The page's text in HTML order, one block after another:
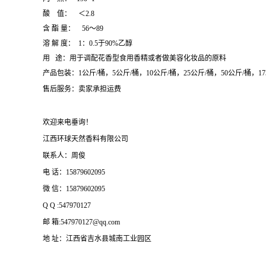
酸 值： ＜2.8
含 酯 量： 56～89
溶 解 度： 1：0.5于90%乙醇
用 途：用于调配花香型食用香精或者做美容化妆品的原料
产品包装：1公斤/桶，5公斤/桶，10公斤/桶，25公斤/桶，50公斤/桶，
售后服务：卖家承担运费
欢迎来电垂询！
江西环球天然香料有限公司
联系人：周俊
电 话：15879602095
微 信：15879602095
Q Q :547970127
邮 箱:547970127@qq.com
地 址：江西省吉水县城南工业园区